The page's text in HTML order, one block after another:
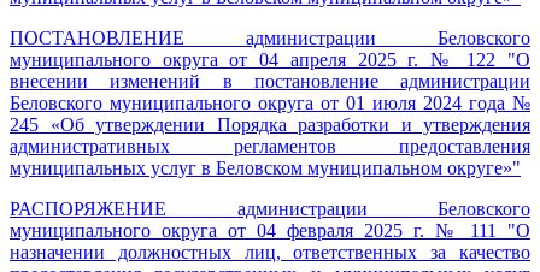
ПОСТАНОВЛЕНИЕ администрации Беловского
муниципального округа от 04 апреля 2025 г. № 122 "О
внесении изменений в постановление администрации
Беловского муниципального округа от 01 июля 2024 года №
245 «Об утверждении Порядка разработки и утверждения
административных регламентов предоставления
муниципальных услуг в Беловском муниципальном округе»"
РАСПОРЯЖЕНИЕ администрации Беловского
муниципального округа от 04 февраля 2025 г. № 111 "О
назначении должностных лиц, ответственных за качество